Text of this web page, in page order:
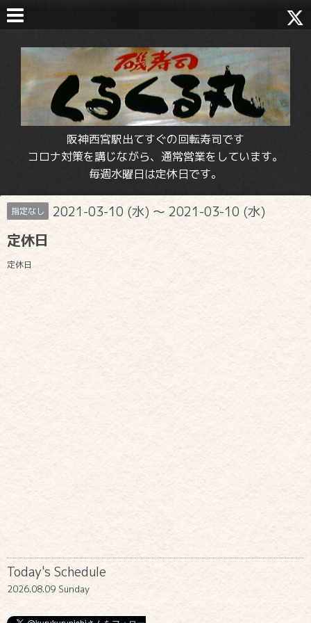
阪神西宮駅出てすぐの回転寿司です
コロナ対策を講じながら、通常営業をしています。
毎週水曜日は定休日です。
指定なし 2021-03-10 (水) ～ 2021-03-10 (水)
定休日
定休日
Today's Schedule
2026.08.09 Sunday